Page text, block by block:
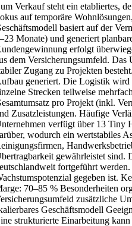
Verkauf steht ein etabliertes,
auf temporäre
basiert auf der
Monate) und generiert
erfolgt
dem Versicherungsumfeld.
Zugang zu Projekten
generiert. Die Logistik wird
Strecken teilweise
pro Projekt (inkl.
Zusatzleistungen. Häufige
verfügt über 13 Tiny
wodurch ein wertstabiles
gewährleistet sind.
fortgeführt
gegeben ist.
70–85 % Besonderheiten
zusätzliche
Geschäftsmodell
strukturierte Einarbeitung